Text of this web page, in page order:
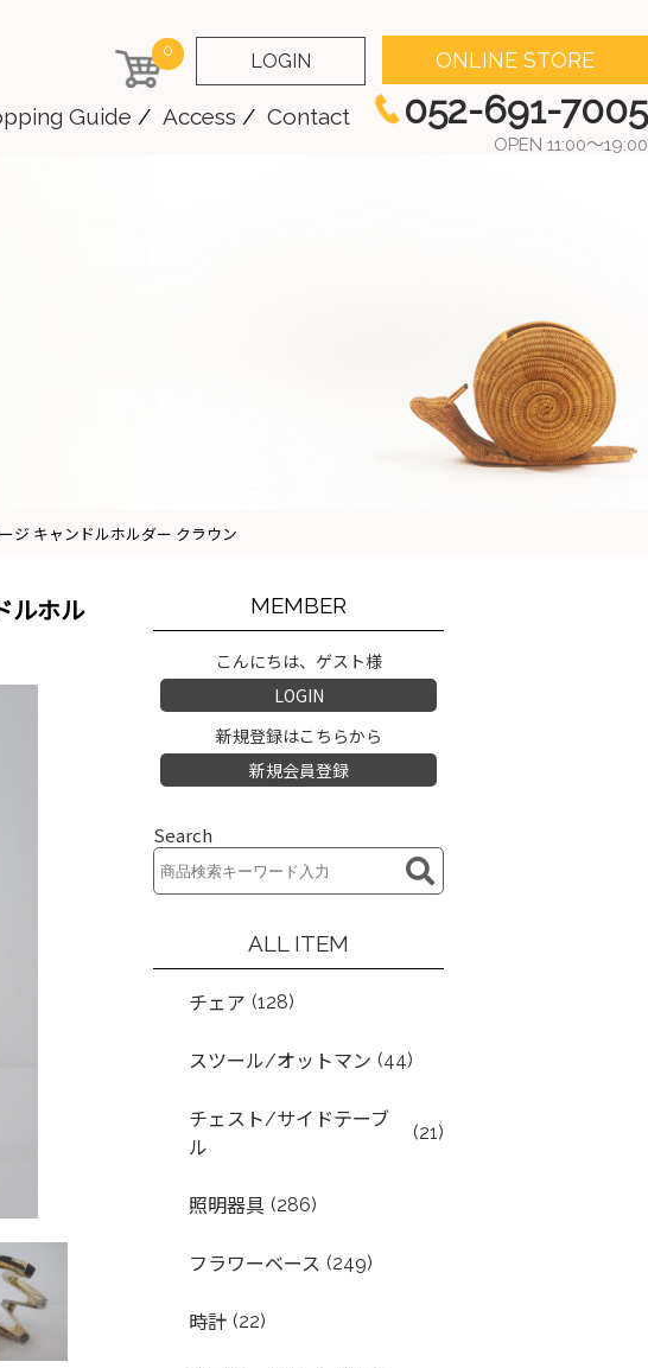
0 LOGIN ONLINE STORE
Guide Access Contact 052-691-7005
OPEN 11:00～19:00
ジ キャンドルホルダー クラウン
ルホル
MEMBER
こんにちは、ゲスト様
LOGIN
新規登録はこちらから
新規会員登録
Search
ALL ITEM
チェア (128)
スツール/オットマン (44)
チェスト/サイドテーブ
ル
(21)
照明器具 (286)
フラワーベース (249)
時計 (22)